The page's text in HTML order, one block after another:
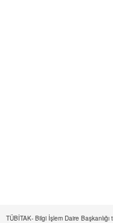
TÜBİTAK- Bilgi İşlem Daire